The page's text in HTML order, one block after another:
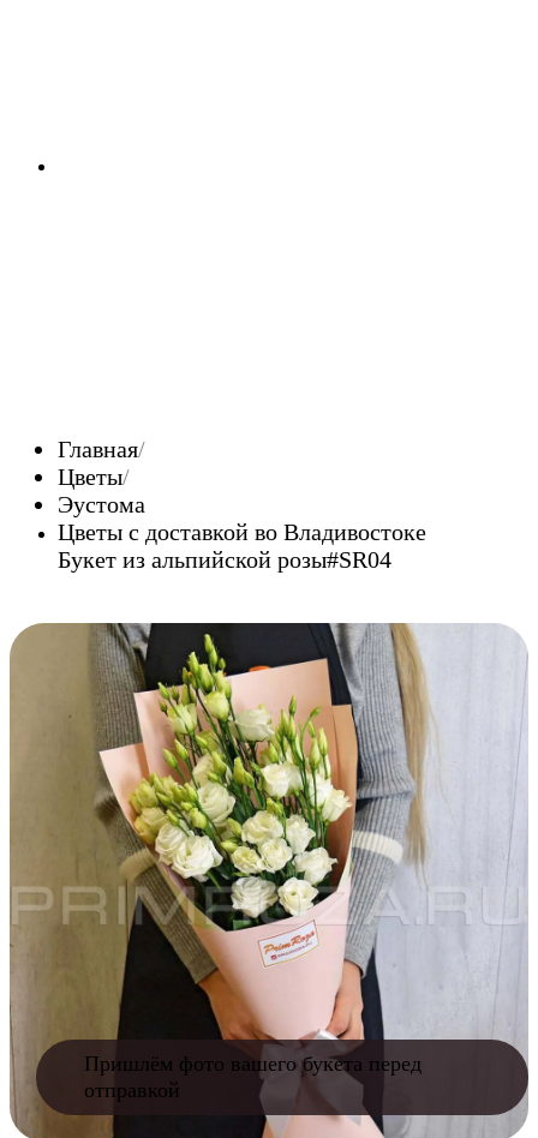
Главная
Цветы
Эустома
Цветы c доставкой во Владивостоке
Букет из альпийской розы#SR04
Пришлём фото вашего букета перед
отправкой